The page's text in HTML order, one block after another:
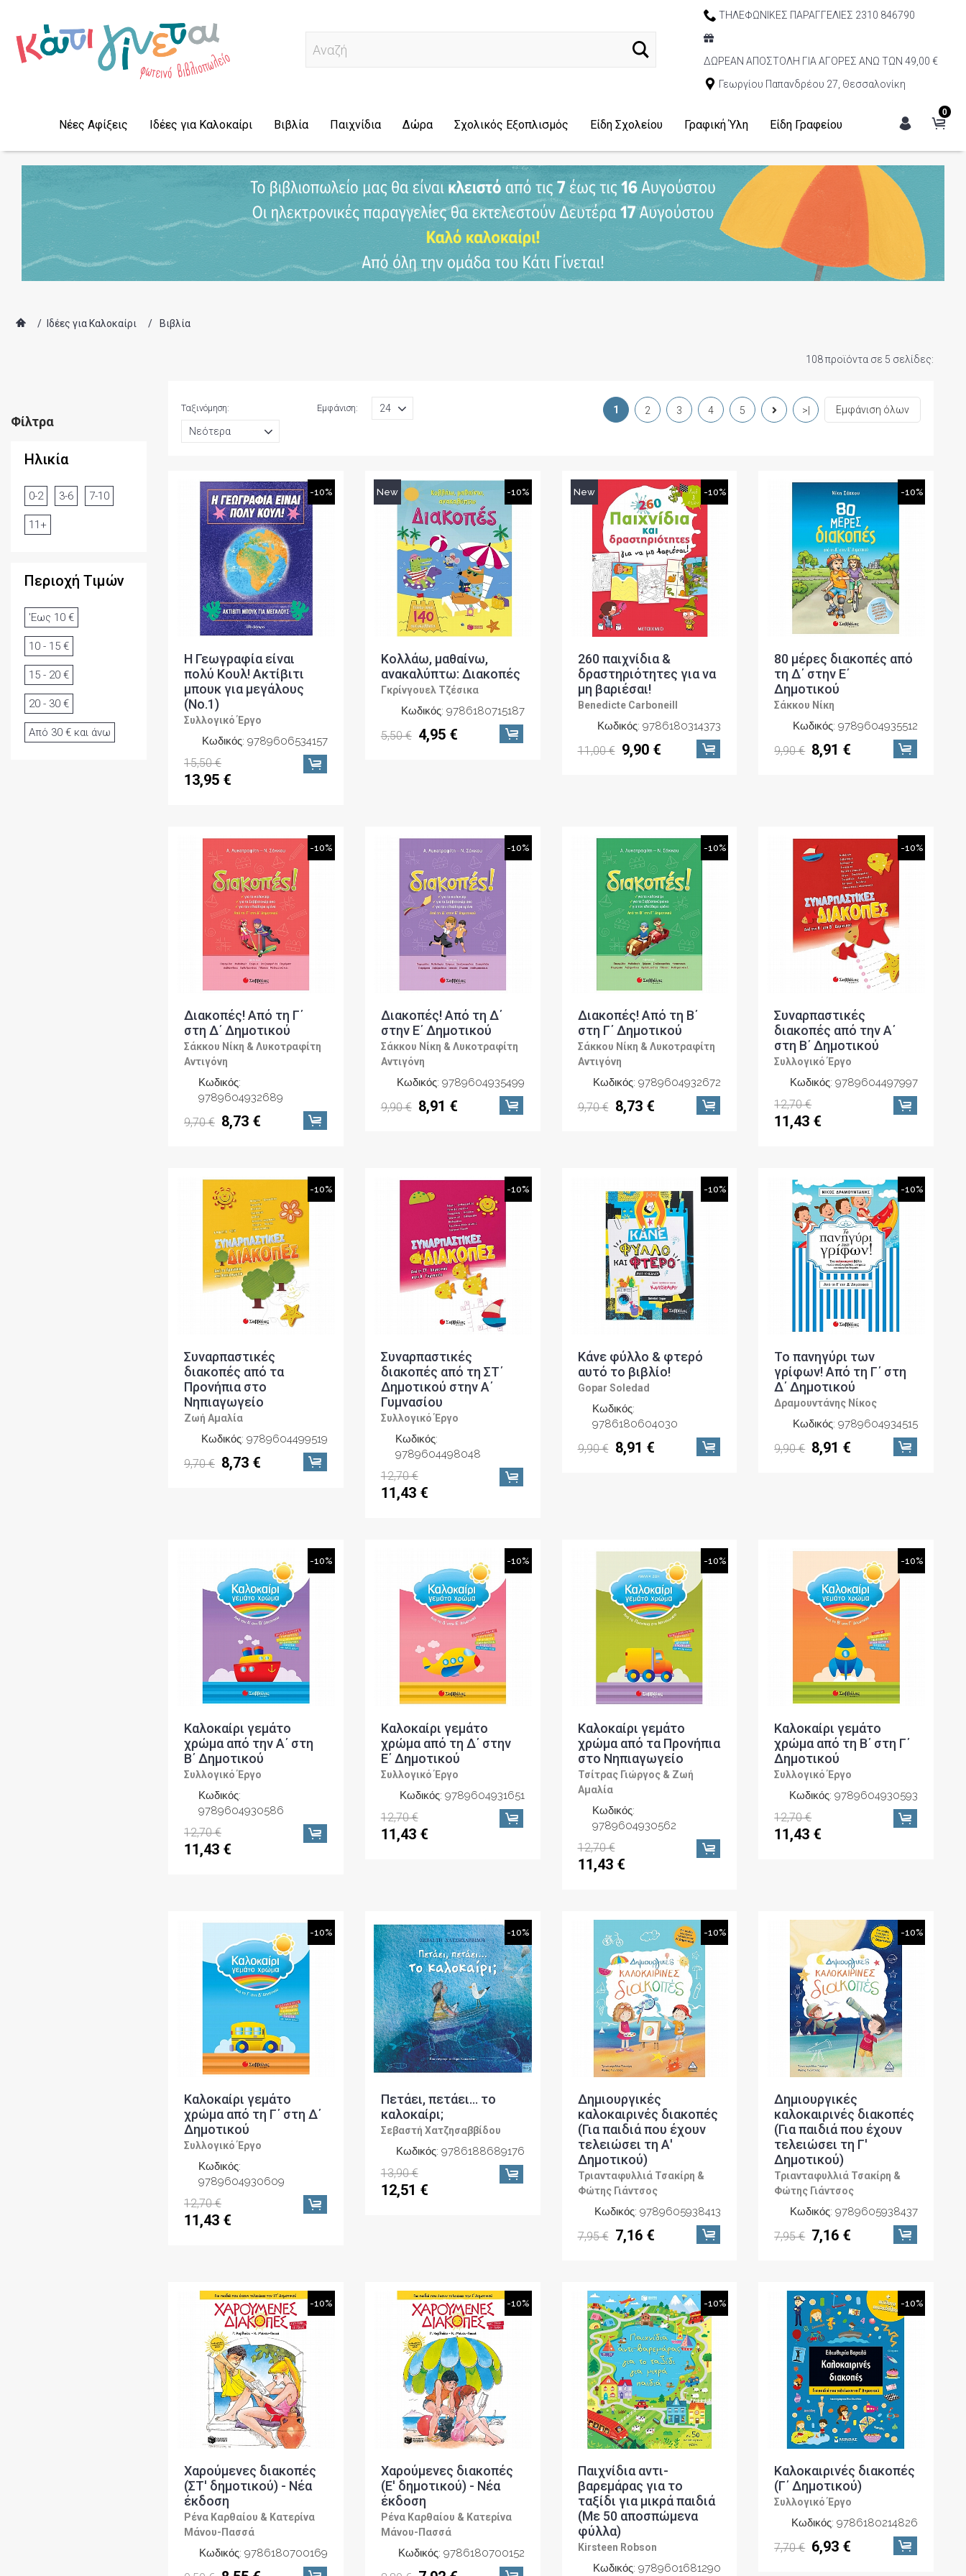
Αναζήτηση...
ΤΗΛΕΦΩΝΙΚΕΣ ΠΑΡΑΓΓΕΛΙΕΣ 2310 846790
ΔΩΡΕΑΝ ΑΠΟΣΤΟΛΗ ΓΙΑ ΑΓΟΡΕΣ ΑΝΩ ΤΩΝ 49,00 €
Γεωργίου Παπανδρέου 27, Θεσσαλονίκη
0
Νέες Αφίξεις Ιδέες για Καλοκαίρι Βιβλία Παιχνίδια Δώρα Σχολικός Εξοπλισμός Είδη Σχολείου Γραφική Ύλη Είδη Γραφείου
/ Ιδέες για Καλοκαίρι / Βιβλία
Φίλτρα
Ηλικία
0-2 3-6 7-10
11+
Περιοχή Τιμών
'Εως 10 €
10 - 15 €
15 - 20 €
20 - 30 €
Από 30 € και άνω
108 προϊόντα σε 5 σελίδες:
Ταξινόμηση: Εμφάνιση: 1 2 3 4 5 >| Εμφάνιση όλων
-10%
Η Γεωγραφία είναι
πολύ Κουλ! Ακτίβιτι
μπουκ για μεγάλους
(No.1)
Συλλογικό Έργο
Κωδικός: 9789606534157
15,50 €
13,95 €
New -10%
Κολλάω, μαθαίνω,
ανακαλύπτω: Διακοπές
Γκρίνγουελ Τζέσικα
Κωδικός: 9786180715187
5,50 € 4,95 €
New -10%
260 παιχνίδια &
δραστηριότητες για να
μη βαριέσαι!
Benedicte Carboneill
Κωδικός: 9786180314373
11,00 € 9,90 €
-10%
80 μέρες διακοπές από
τη Δ΄ στην Ε΄
Δημοτικού
Σάκκου Νίκη
Κωδικός: 9789604935512
9,90 € 8,91 €
-10%
Διακοπές! Από τη Γ΄
στη Δ΄ Δημοτικού
Σάκκου Νίκη & Λυκοτραφίτη
Αντιγόνη
Κωδικός:
9789604932689
9,70 € 8,73 €
-10%
Διακοπές! Από τη Δ΄
στην Ε΄ Δημοτικού
Σάκκου Νίκη & Λυκοτραφίτη
Αντιγόνη
Κωδικός: 9789604935499
9,90 € 8,91 €
-10%
Διακοπές! Από τη Β΄
στη Γ΄ Δημοτικού
Σάκκου Νίκη & Λυκοτραφίτη
Αντιγόνη
Κωδικός: 9789604932672
9,70 € 8,73 €
-10%
Συναρπαστικές
διακοπές από την Α΄
στη Β΄ Δημοτικού
Συλλογικό Έργο
Κωδικός: 9789604497997
12,70 €
11,43 €
-10%
Συναρπαστικές
διακοπές από τα
Προνήπια στο
Νηπιαγωγείο
Ζωή Αμαλία
Κωδικός: 9789604499519
9,70 € 8,73 €
-10%
Συναρπαστικές
διακοπές από τη ΣΤ΄
Δημοτικού στην Α΄
Γυμνασίου
Συλλογικό Έργο
Κωδικός:
9789604498048
12,70 €
11,43 €
-10%
Κάνε φύλλο & φτερό
αυτό το βιβλίο!
Gopar Soledad
Κωδικός:
9786180604030
9,90 € 8,91 €
-10%
Το πανηγύρι των
γρίφων! Από τη Γ΄ στη
Δ΄ Δημοτικού
Δραμουντάνης Νίκος
Κωδικός: 9789604934515
9,90 € 8,91 €
-10%
Καλοκαίρι γεμάτο
χρώμα από την Α΄ στη
Β΄ Δημοτικού
Συλλογικό Έργο
Κωδικός:
9789604930586
12,70 €
11,43 €
-10%
Καλοκαίρι γεμάτο
χρώμα από τη Δ΄ στην
Ε΄ Δημοτικού
Συλλογικό Έργο
Κωδικός: 9789604931651
12,70 €
11,43 €
-10%
Καλοκαίρι γεμάτο
χρώμα από τα Προνήπια
στο Νηπιαγωγείο
Τσίτρας Γιώργος & Ζωή
Αμαλία
Κωδικός:
9789604930562
12,70 €
11,43 €
-10%
Καλοκαίρι γεμάτο
χρώμα από τη Β΄ στη Γ΄
Δημοτικού
Συλλογικό Έργο
Κωδικός: 9789604930593
12,70 €
11,43 €
-10%
Καλοκαίρι γεμάτο
χρώμα από τη Γ΄ στη Δ΄
Δημοτικού
Συλλογικό Έργο
Κωδικός:
9789604930609
12,70 €
11,43 €
-10%
Πετάει, πετάει… το
καλοκαίρι;
Σεβαστή Χατζησαββίδου
Κωδικός: 9786188689176
13,90 €
12,51 €
-10%
Δημιουργικές
καλοκαιρινές διακοπές
(Για παιδιά που έχουν
τελειώσει τη Α'
Δημοτικού)
Τριανταφυλλιά Τσακίρη &
Φώτης Γιάντσος
Κωδικός: 9789605938413
7,95 € 7,16 €
-10%
Δημιουργικές
καλοκαιρινές διακοπές
(Για παιδιά που έχουν
τελειώσει τη Γ'
Δημοτικού)
Τριανταφυλλιά Τσακίρη &
Φώτης Γιάντσος
Κωδικός: 9789605938437
7,95 € 7,16 €
-10%
Χαρούμενες διακοπές
(ΣΤ' δημοτικού) - Νέα
έκδοση
Ρένα Καρθαίου & Κατερίνα
Μάνου-Πασσά
Κωδικός: 9786180700169
-10%
Χαρούμενες διακοπές
(Ε' δημοτικού) - Νέα
έκδοση
Ρένα Καρθαίου & Κατερίνα
Μάνου-Πασσά
Κωδικός: 9786180700152
-10%
Παιχνίδια αντι-
βαρεμάρας για το
ταξίδι για μικρά παιδιά
(Με 50 αποσπώμενα
φύλλα)
Kirsteen Robson
Κωδικός: 9789601681290
-10%
Καλοκαιρινές διακοπές
(Γ΄ Δημοτικού)
Συλλογικό Έργο
Κωδικός: 9786180214826
7,70 € 6,93 €